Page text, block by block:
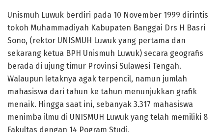
Unismuh Luwuk berdiri pada 10 November 1999 dirintis
tokoh Muhammadiyah Kabupaten Banggai Drs H Basri
Sono, (rektor UNISMUH Luwuk yang pertama dan
sekarang ketua BPH Unismuh Luwuk) secara geografis
berada di ujung timur Provinsi Sulawesi Tengah.
Walaupun letaknya agak terpencil, namun jumlah
mahasiswa dari tahun ke tahun menunjukkan grafik
menaik. Hingga saat ini, sebanyak 3.317 mahasiswa
menimba ilmu di UNISMUH Luwuk yang telah memiliki 8
Fakultas dengan 14 Pogram Studi.